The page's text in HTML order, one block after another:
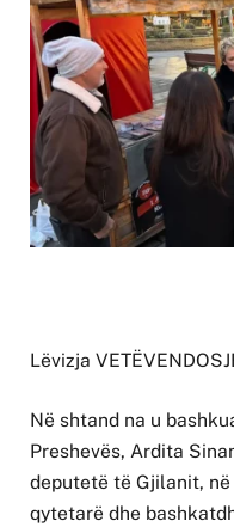
Lëvizja
Në shtand na u
Preshevës, Ardita
deputetë të Gjilanit,
qytetarë dhe